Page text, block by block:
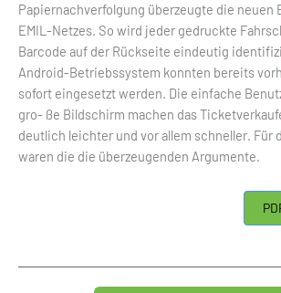
Papiernachverfolgung überzeugte die neuen
EMIL-Netzes. So wird jeder gedruckte
Barcode auf der Rückseite eindeutig
Android-Betriebssystem konnten bereits
sofort eingesetzt werden. Die einfache
gro- ße Bildschirm machen das
deutlich leichter und vor allem schneller. Für
waren die die überzeugenden Argumente.